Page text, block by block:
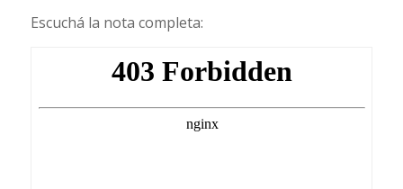
Escuchá la nota completa: